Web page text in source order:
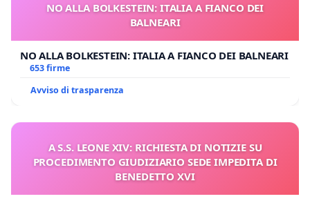
Stanno smantellando la vera Chiesa, così come da
Bergoglio è una disgrazia per la situazione ecclesiale
odierna.
Bergoglio è un
d'agnello,
che pascola all'interno di un recinto che non gli
NO ALLA BOLKESTEIN: ITALIA A FIANCO DEI
BALNEARI
NO ALLA BOLKESTEIN: ITALIA A FIANCO DEI BALNEARI
653 firme
Avviso di trasparenza
A S.S. LEONE XIV: RICHIESTA DI NOTIZIE SU
PROCEDIMENTO GIUDIZIARIO SEDE IMPEDITA DI
BENEDETTO XVI